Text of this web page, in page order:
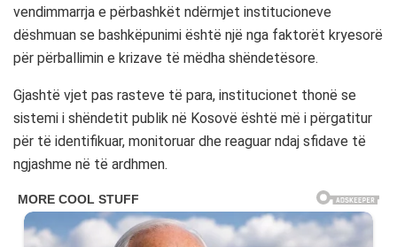
vendimmarrja e përbashkët ndërmjet institucioneve
dëshmuan se bashkëpunimi është një nga faktorët kryesorë
për përballimin e krizave të mëdha shëndetësore.
Gjashtë vjet pas rasteve të para, institucionet thonë se
sistemi i shëndetit publik në Kosovë është më i përgatitur
për të identifikuar, monitoruar dhe reaguar ndaj sfidave të
ngjashme në të ardhmen.